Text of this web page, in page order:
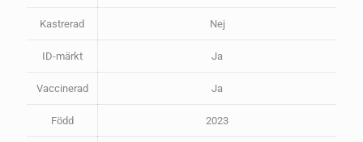
Kastrerad Nej
ID-märkt Ja
Vaccinerad Ja
Född 2023